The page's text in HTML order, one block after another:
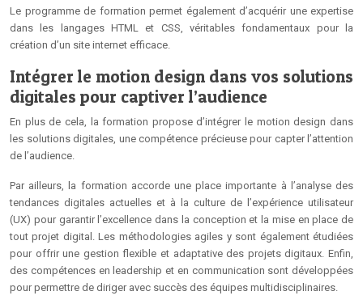
Le programme de formation permet également d’acquérir une expertise
dans les langages HTML et CSS, véritables fondamentaux pour la
création d’un site internet efficace.
Intégrer le motion design dans vos solutions
digitales pour captiver l’audience
En plus de cela, la formation propose d’intégrer le motion design dans
les solutions digitales, une compétence précieuse pour capter l’attention
de l’audience.
Par ailleurs, la formation accorde une place importante à l’analyse des
tendances digitales actuelles et à la culture de l’expérience utilisateur
(UX) pour garantir l’excellence dans la conception et la mise en place de
tout projet digital. Les méthodologies agiles y sont également étudiées
pour offrir une gestion flexible et adaptative des projets digitaux. Enfin,
des compétences en leadership et en communication sont développées
pour permettre de diriger avec succès des équipes multidisciplinaires.